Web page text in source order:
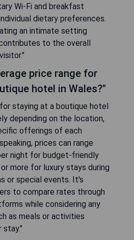
Wi-Fi and breakfast
dietary preferences.
an intimate setting
to the overall
price range for
hotel in Wales?"
staying at a boutique hotel
depending on the location,
offerings of each
prices can range
night for budget-friendly
more for luxury stays during
or special events. It's
to compare rates through
while considering any
as meals or activities
stay."